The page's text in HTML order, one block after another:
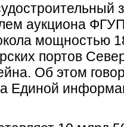
аукциона
мощностью
портов
Об этом
Единой